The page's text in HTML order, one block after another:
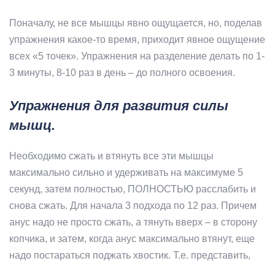
Поначалу, не все мышцы явно ощущается, но, поделав
упражнения какое-то время, приходит явное ощущение
всех «5 точек». Упражнения на разделение делать по 1-
3 минуты, 8-10 раз в день – до полного освоения.
Упражнения для развития силы
мышц.
Необходимо сжать и втянуть все эти мышцы
максимально сильно и удерживать на максимуме 5
секунд, затем полностью, ПОЛНОСТЬЮ расслабить и
снова сжать. Для начала 3 подхода по 12 раз. Причем
анус надо не просто сжать, а тянуть вверх – в сторону
копчика, и затем, когда анус максимально втянут, еще
надо постараться поджать хвостик. Т.е. представить,